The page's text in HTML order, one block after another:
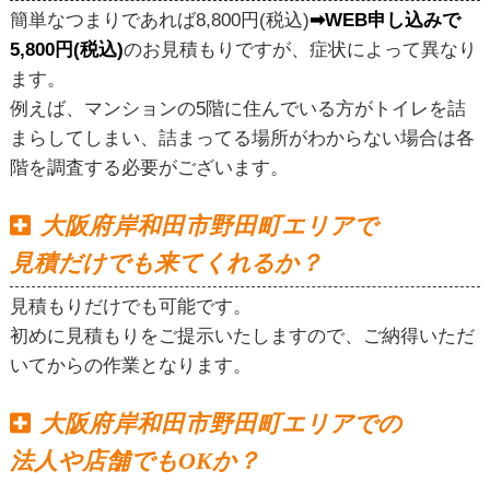
簡単なつまりであれば8,800円(税込)➡WEB申し込みで
5,800円(税込)のお見積もりですが、症状によって異なり
ます。
例えば、マンションの5階に住んでいる方がトイレを詰
まらしてしまい、詰まってる場所がわからない場合は各
階を調査する必要がございます。
大阪府岸和田市野田町エリアで
見積だけでも来てくれるか？
見積もりだけでも可能です。
初めに見積もりをご提示いたしますので、ご納得いただ
いてからの作業となります。
大阪府岸和田市野田町エリアでの
法人や店舗でもOKか？